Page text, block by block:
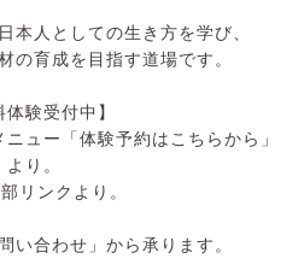
本人としての生き方を学び、
の育成を目指す道場です。
体験受付中】
ュー「体験予約はこちらから」
より。
リンクより。
い合わせ」から承ります。